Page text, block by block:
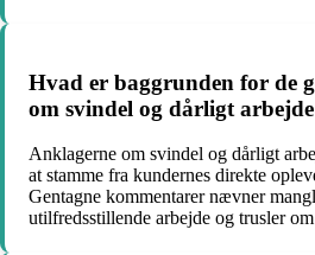
Hvad er baggrunden for de
om svindel og dårligt
Anklagerne om svindel og dårligt
at stamme fra kundernes direkte
Gentagne kommentarer nævner
utilfredsstillende arbejde og trusler